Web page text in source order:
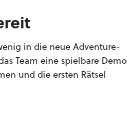
in die neue Adventure-
Team eine spielbare Demo
und die ersten Rätsel